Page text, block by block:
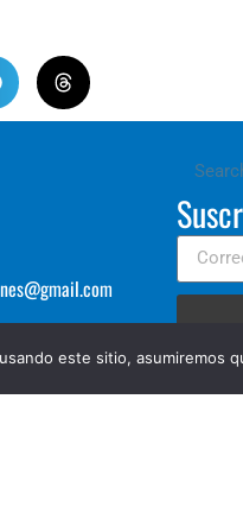
este sitio, asumiremos